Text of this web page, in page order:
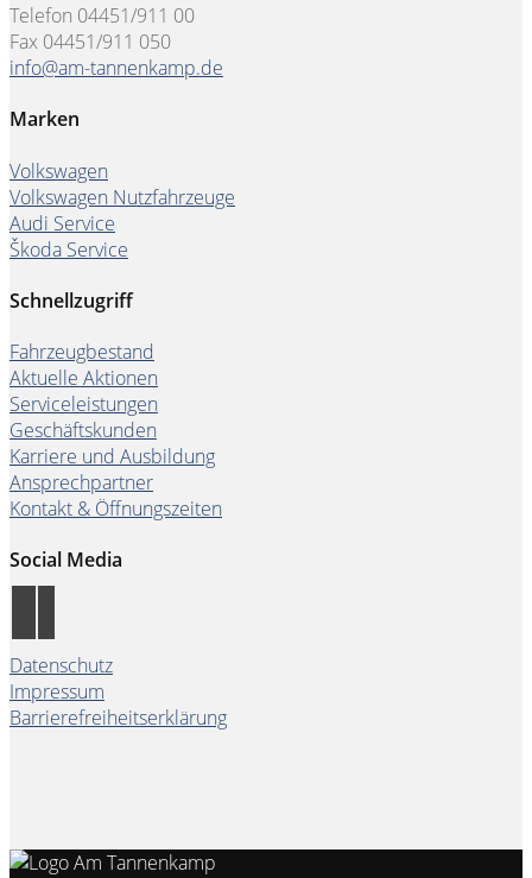
Telefon 04451/911 00
Fax 04451/911 050
info@am-tannenkamp.de
Marken
Volkswagen
Volkswagen Nutzfahrzeuge
Audi Service
Škoda Service
Schnellzugriff
Fahrzeugbestand
Aktuelle Aktionen
Serviceleistungen
Geschäftskunden
Karriere und Ausbildung
Ansprechpartner
Kontakt & Öffnungszeiten
Social Media
Datenschutz
Impressum
Barrierefreiheitserklärung